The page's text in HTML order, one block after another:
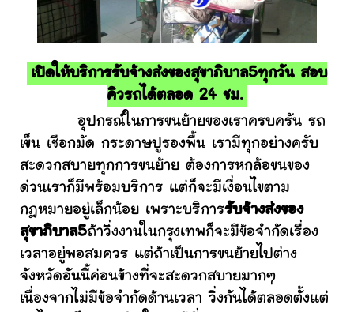
เปิดให้บริการรับจ้างส่งของสุขาภิบาล5ทุกวัน สอบ
คิวรถได้ตลอด 24 ชม.
อุปกรณ์ในการขนย้ายของเราครบครัน รถ
เข็น เชือกมัด กระดาษปูรองพื้น เรามีทุกอย่างครับ
สะดวกสบายทุกการขนย้าย ต้องการหกล้อขนของ
ด่วนเราก็มีพร้อมบริการ แต่ก็จะมีเงื่อนไขตาม
กฎหมายอยู่เล็กน้อย เพราะบริการรับจ้างส่งของ
สุขาภิบาล5ถ้าวิ่งงานในกรุงเทพก็จะมีข้อจำกัดเรื่อง
เวลาอยู่พอสมควร แต่ถ้าเป็นการขนย้ายไปต่าง
จังหวัดอันนี้ค่อนข้างที่จะสะดวกสบายมากๆ
เนื่องจากไม่มีข้อจำกัดด้านเวลา วิ่งกันได้ตลอดตั้งแต่